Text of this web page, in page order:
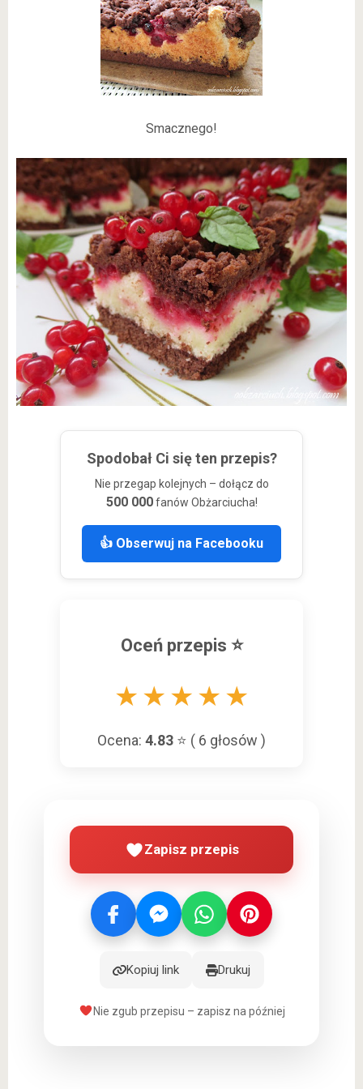
Smacznego!
Spodobał Ci się ten przepis?
Nie przegap kolejnych – dołącz do
500 000fanów Obżarciucha!
👍 Obserwuj na Facebooku
Oceń przepis ⭐
★ ★ ★ ★ ★
Ocena: 4.83 ⭐ ( 6 głosów )
Zapisz przepis
Kopiuj link Drukuj
Nie zgub przepisu – zapisz na później